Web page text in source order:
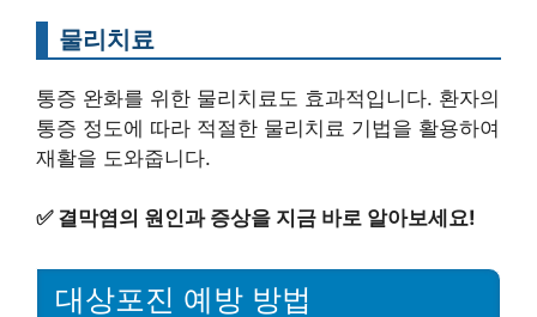
물리치료
통증 완화를 위한 물리치료도 효과적입니다. 환자의
통증 정도에 따라 적절한 물리치료 기법을 활용하여
재활을 도와줍니다.
✅ 결막염의 원인과 증상을 지금 바로 알아보세요!
대상포진 예방 방법